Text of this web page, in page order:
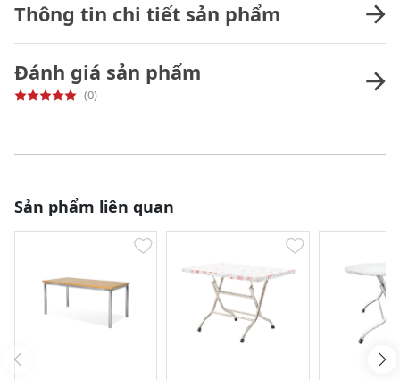
Thông tin chi tiết sản phẩm
Đánh giá sản phẩm
(0)
Sản phẩm liên quan